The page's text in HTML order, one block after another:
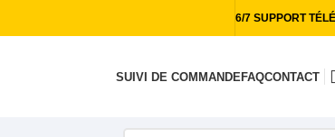
6/7 SUPPORT
SUIVI DE COMMANDEFAQCONTACT